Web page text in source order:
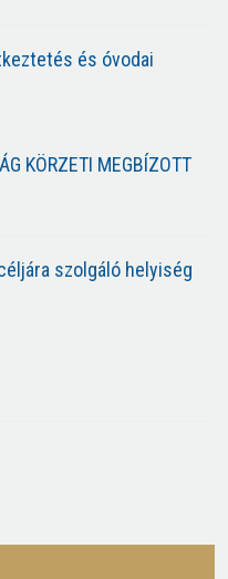
és óvodai
KÖRZETI MEGBÍZOTT
szolgáló helyiség